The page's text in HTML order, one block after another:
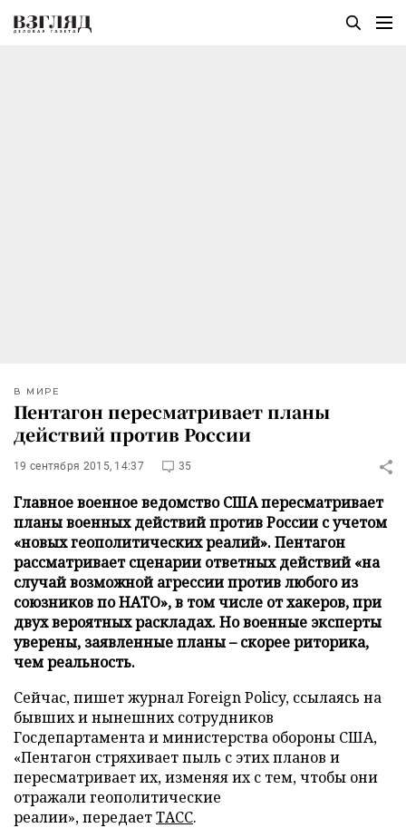
В МИРЕ
Пентагон пересматривает планы
действий против России
19 сентября 2015, 14:37 35
Главное военное ведомство США пересматривает
планы военных действий против России с учетом
«новых геополитических реалий». Пентагон
рассматривает сценарии ответных действий «на
случай возможной агрессии против любого из
союзников по НАТО», в том числе от хакеров, при
двух вероятных раскладах. Но военные эксперты
уверены, заявленные планы – скорее риторика,
чем реальность.
Сейчас, пишет журнал Foreign Policy, ссылаясь на
бывших и нынешних сотрудников
Госдепартамента и министерства обороны США,
«Пентагон стряхивает пыль с этих планов и
пересматривает их, изменяя их с тем, чтобы они
отражали геополитические
реалии», передаетТАСС.